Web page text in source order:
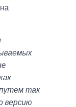
так
версию